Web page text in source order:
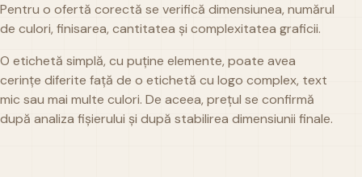
Pentru o ofertă corectă se verifică dimensiunea, numărul
de culori, finisarea, cantitatea și complexitatea graficii.
O etichetă simplă, cu puține elemente, poate avea
cerințe diferite față de o etichetă cu logo complex, text
mic sau mai multe culori. De aceea, prețul se confirmă
după analiza fișierului și după stabilirea dimensiunii finale.